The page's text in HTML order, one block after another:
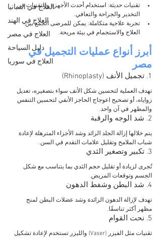
العلاج في اسبانيا
العلاج في الهند
العلاج في مصر
دليل السياحة
العلاج في سوريا
تقنيات حديثة: استخدام أحدث الأجهزة والتقنيات في
التخدير والجراحة والتعافي.
تجربة علاجية متكاملة: يمكن للمرضى الجمع بين
العلاج والاستجمام في بيئة مريحة.
أبرز أنواع عمليات التجميل في
مصر
1. تجميل الأنف (Rhinoplasty)
تهدف العملية لتحسين شكل الأنف سواء بتصغيره، تعديل
زواياه، أو تصحيح اعوجاج الحاجز الأنفي لتحسين التنفس
والمظهر في آن واحد.
2. شد الوجه والرقبة
يتم خلالها إزالة الجلد الزائد وشد الأجزاء المترهلة لإعادة
شباب الملامح وتقليل علامات التقدم في السن.
3. تكبير وتصغير الثدي
تُجرى لزيادة أو تقليل حجم الثدي بما يتناسب مع شكل
الجسم وتوقعات المريض.
4. شد البطن وشفط الدهون
تهدف لإزالة الدهون الزائدة وشد عضلات البطن لمنح
مظهر أكثر تناسقًا.
5. نحت القوام
تقنيات مثل الفيزر (Vaser) والليزر تستخدم لإعادة تشكيل